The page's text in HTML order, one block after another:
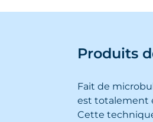
Produits
Fait de
est totalement
Cette